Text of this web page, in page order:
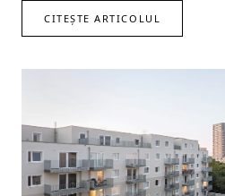
CITEȘTE ARTICOLUL